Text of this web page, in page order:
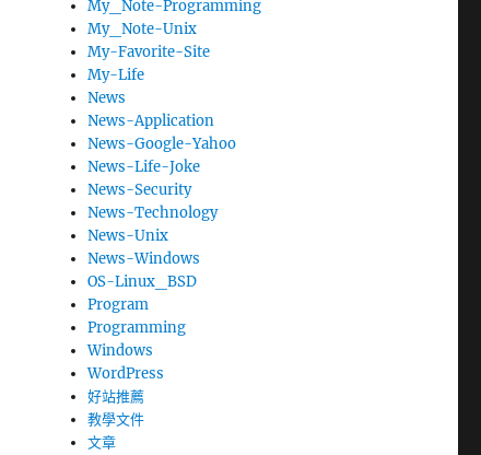
My_Note-Programming
My_Note-Unix
My-Favorite-Site
My-Life
News
News-Application
News-Google-Yahoo
News-Life-Joke
News-Security
News-Technology
News-Unix
News-Windows
OS-Linux_BSD
Program
Programming
Windows
WordPress
好站推薦
教學文件
文章